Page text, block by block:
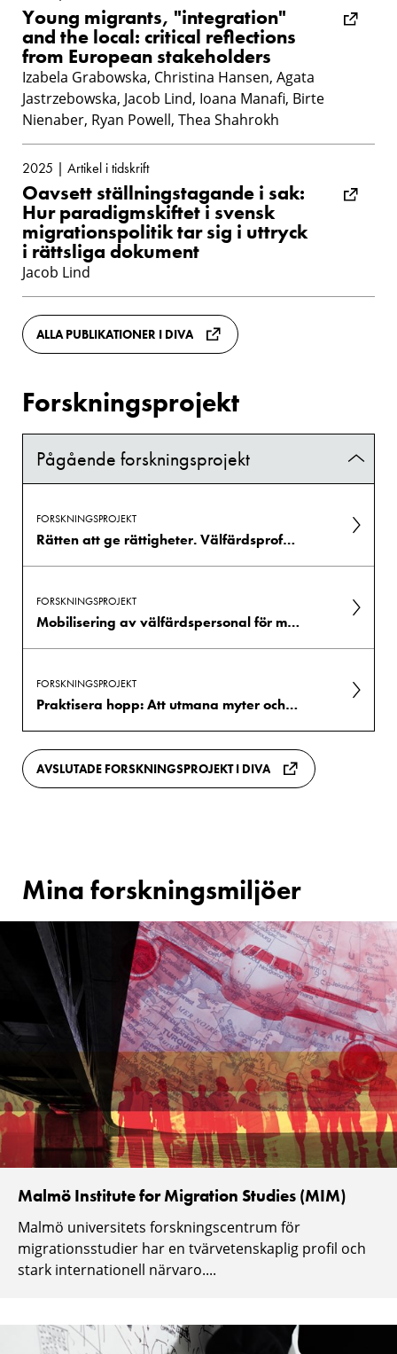
Young migrants, "integration"
and the local: critical reflections
from European stakeholders
Izabela Grabowska, Christina Hansen, Agata
Jastrzebowska, Jacob Lind, Ioana Manafi, Birte
Nienaber, Ryan Powell, Thea Shahrokh
2025 | Artikel i tidskrift
Oavsett ställningstagande i sak:
Hur paradigmskiftet i svensk
migrationspolitik tar sig i uttryck
i rättsliga dokument
Jacob Lind
ALLA PUBLIKATIONER I DIVA
Forskningsprojekt
Pågående forskningsprojekt
FORSKNINGSPROJEKT
Rätten att ge rättigheter. Välfärdsprofessionella som väktare av papperslösas mänskliga rättigheter.
FORSKNINGSPROJEKT
Mobilisering av välfärdspersonal för mänskliga rättigheter mot angiverilagen - argument, strategier och praktiker (HUMASP)
FORSKNINGSPROJEKT
Praktisera hopp: Att utmana myter och förändra berättelser om ungdomar i urban superdiversitet (YouHope)
AVSLUTADE FORSKNINGSPROJEKT I DIVA
Mina forskningsmiljöer
Malmö Institute for Migration Studies (MIM)
Malmö universitets forskningscentrum för
migrationsstudier har en tvärvetenskaplig profil och
stark internationell närvaro....